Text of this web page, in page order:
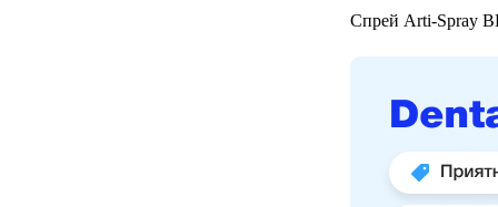
Спрей Arti-Spray